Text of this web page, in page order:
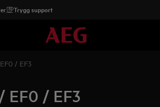
Trygg support
/ EF3
EF0 / EF3